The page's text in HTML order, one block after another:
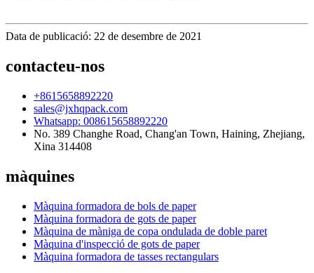
Data de publicació: 22 de desembre de 2021
contacteu-nos
+8615658892220
sales@jxhqpack.com
Whatsapp: 008615658892220
No. 389 Changhe Road, Chang'an Town, Haining, Zhejiang,
Xina 314408
màquines
Màquina formadora de bols de paper
Màquina formadora de gots de paper
Màquina de màniga de copa ondulada de doble paret
Màquina d'inspecció de gots de paper
Màquina formadora de tasses rectangulars